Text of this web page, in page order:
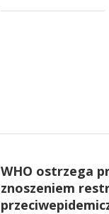
WHO ostrzega
znoszeniem